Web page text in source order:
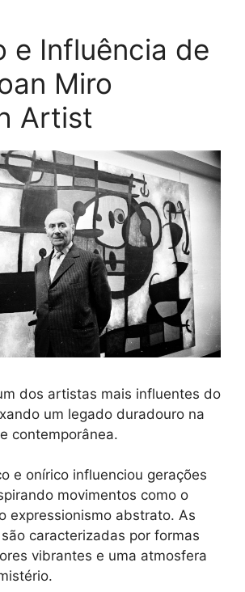
e Influência de
Miro
Artist
dos artistas mais influentes do
um legado duradouro na
contemporânea.
e onírico influenciou gerações
movimentos como o
expressionismo abstrato. As
caracterizadas por formas
vibrantes e uma atmosfera